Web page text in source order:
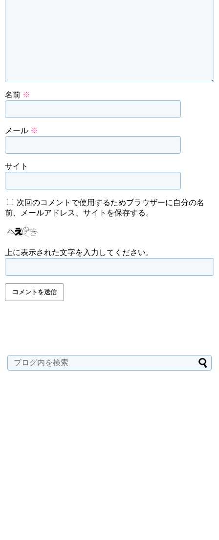
名前 ※
メール ※
サイト
次回のコメントで使用するためブラウザーに自分の名
前、メールアドレス、サイトを保存する。
上に表示された文字を入力してください。